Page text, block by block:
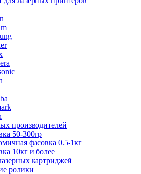
производителей
50-300гр
фасовка 0.5-1кг
10кг и более
картриджей
ролики